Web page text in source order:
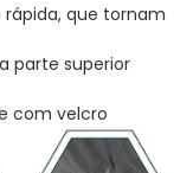
que tornam
parte superior
com velcro